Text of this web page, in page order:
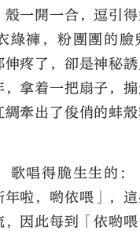
一開一合，逗引
綠褲，粉團團的臉
疼了，卻是神秘
拿着一把扇子，搧
牽出了俊俏的蚌
歌唱得脆生生的：
啦，喲依喂」，
因此每到「依喲